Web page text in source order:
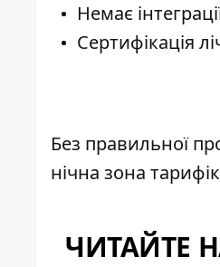
Немає
Сертифікація
Без правильної
нічна зона
ЧИТАЙТЕ